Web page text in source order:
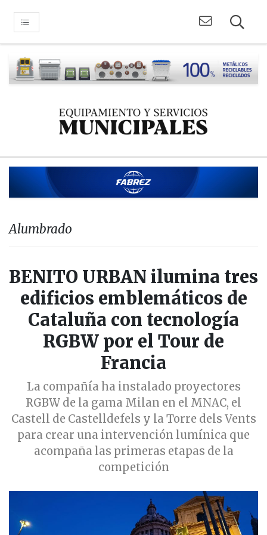
Alumbrado
BENITO URBAN ilumina tres
edificios emblemáticos de
Cataluña con tecnología
RGBW por el Tour de
Francia
La compañía ha instalado proyectores
RGBW de la gama Milan en el MNAC, el
Castell de Castelldefels y la Torre dels Vents
para crear una intervención lumínica que
acompaña las primeras etapas de la
competición